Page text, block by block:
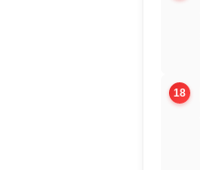
18